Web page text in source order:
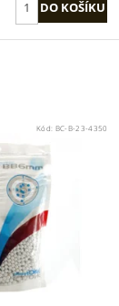
Kód: BC-B-23-4350